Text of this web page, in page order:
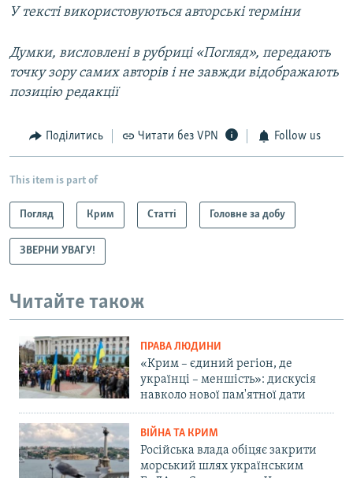
У тексті використовуються авторські терміни
Думки, висловлені в рубриці «Погляд», передають
точку зору самих авторів і не завжди відображають
позицію редакції
Поділитись Читати без VPN Follow us
This item is part of
Погляд Крим Статті Головне за добу
ЗВЕРНИ УВАГУ!
Читайте також
ПРАВА ЛЮДИНИ
«Крим – єдиний регіон, де
українці – меншість»: дискусія
навколо нової пам'ятної дати
ВІЙНА ТА КРИМ
Російська влада обіцяє закрити
морський шлях українським